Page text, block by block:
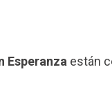
Esperanza están